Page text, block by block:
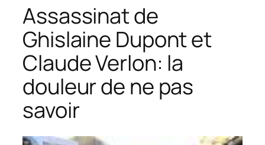
Assassinat de
Ghislaine Dupont et
Claude Verlon: la
douleur de ne pas
savoir